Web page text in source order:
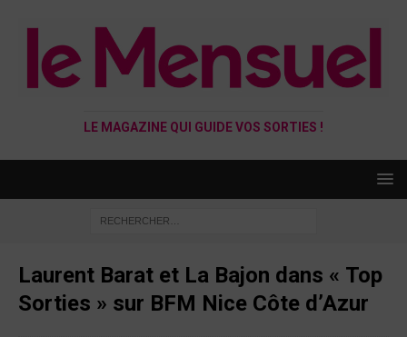
LE MAGAZINE QUI GUIDE VOS SORTIES !
Laurent Barat et La Bajon dans « Top
Sorties » sur BFM Nice Côte d’Azur